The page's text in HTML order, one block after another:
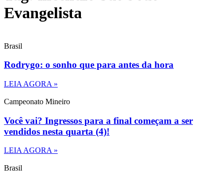
Evangelista
Brasil
Rodrygo: o sonho que para antes da hora
LEIA AGORA »
Campeonato Mineiro
Você vai? Ingressos para a final começam a ser
vendidos nesta quarta (4)!
LEIA AGORA »
Brasil